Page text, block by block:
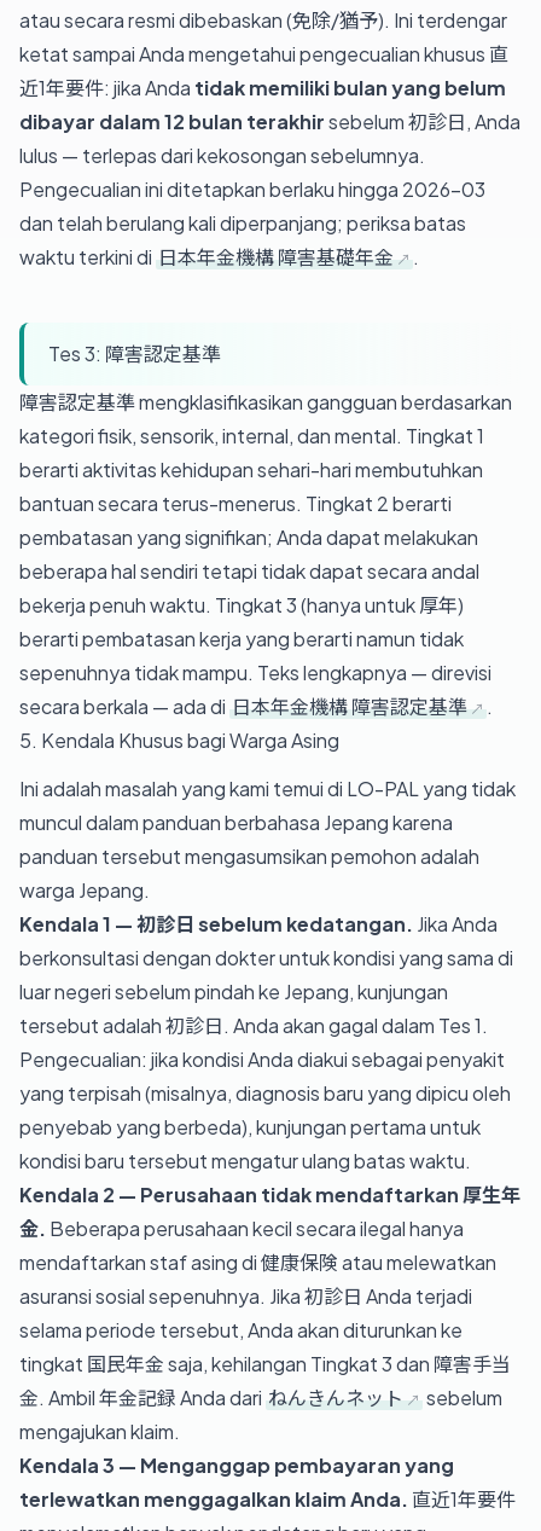
atau secara resmi dibebaskan (免除/猶予). Ini terdengar
ketat sampai Anda mengetahui pengecualian khusus 直
近1年要件: jika Anda tidak memiliki bulan yang belum
dibayar dalam 12 bulan terakhirsebelum 初診日, Anda
lulus — terlepas dari kekosongan sebelumnya.
Pengecualian ini ditetapkan berlaku hingga 2026-03
dan telah berulang kali diperpanjang; periksa batas
waktu terkini di 日本年金機構 障害基礎年金 .
Tes 3: 障害認定基準
障害認定基準 mengklasifikasikan gangguan berdasarkan
kategori fisik, sensorik, internal, dan mental. Tingkat 1
berarti aktivitas kehidupan sehari-hari membutuhkan
bantuan secara terus-menerus. Tingkat 2 berarti
pembatasan yang signifikan; Anda dapat melakukan
beberapa hal sendiri tetapi tidak dapat secara andal
bekerja penuh waktu. Tingkat 3 (hanya untuk 厚年)
berarti pembatasan kerja yang berarti namun tidak
sepenuhnya tidak mampu. Teks lengkapnya — direvisi
secara berkala — ada di 日本年金機構 障害認定基準
.
5. Kendala Khusus bagi Warga Asing
Ini adalah masalah yang kami temui di LO-PAL yang tidak
muncul dalam panduan berbahasa Jepang karena
panduan tersebut mengasumsikan pemohon adalah
warga Jepang.
Kendala 1 — 初診日 sebelum kedatangan. Jika Anda
berkonsultasi dengan dokter untuk kondisi yang sama di
luar negeri sebelum pindah ke Jepang, kunjungan
tersebut adalah 初診日. Anda akan gagal dalam Tes 1.
Pengecualian: jika kondisi Anda diakui sebagai penyakit
yang terpisah (misalnya, diagnosis baru yang dipicu oleh
penyebab yang berbeda), kunjungan pertama untuk
kondisi baru tersebut mengatur ulang batas waktu.
Kendala 2 — Perusahaan tidak mendaftarkan 厚生年
金. Beberapa perusahaan kecil secara ilegal hanya
mendaftarkan staf asing di 健康保険 atau melewatkan
asuransi sosial sepenuhnya. Jika 初診日 Anda terjadi
selama periode tersebut, Anda akan diturunkan ke
tingkat 国民年金 saja, kehilangan Tingkat 3 dan 障害手当
金. Ambil 年金記録 Anda dari ねんきんネット
sebelum
mengajukan klaim.
Kendala 3 — Menganggap pembayaran yang
terlewatkan menggagalkan klaim Anda. 直近1年要件